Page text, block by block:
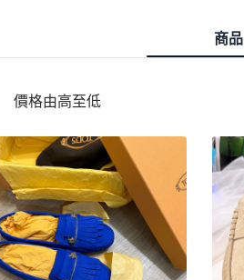
商品
價格由高至低